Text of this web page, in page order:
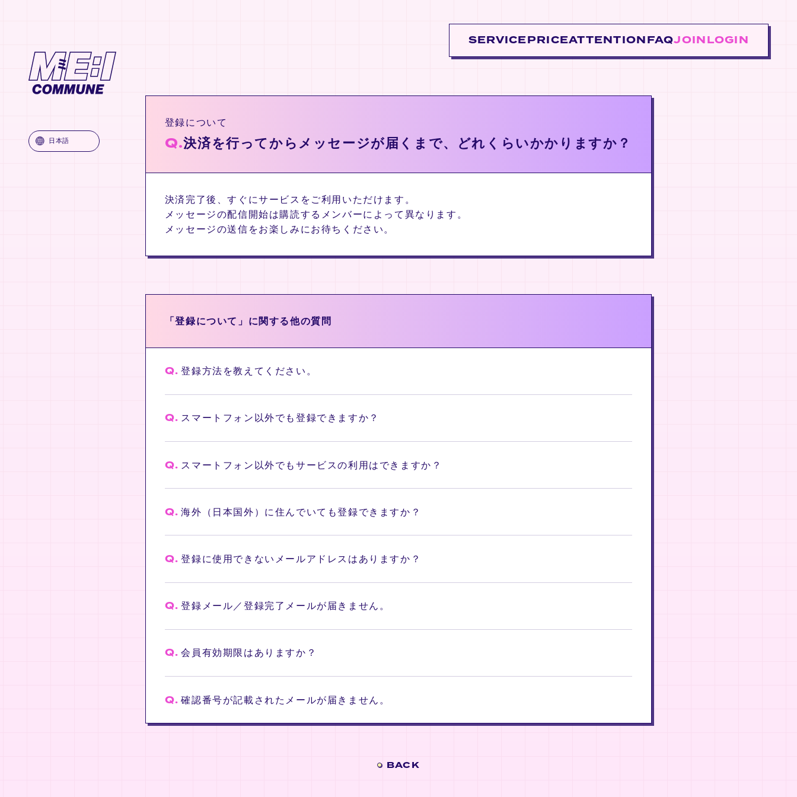
日本語
SERVICEPRICEATTENTIONFAQJOINLOGIN
登録について
Q.決済を行ってからメッセージが届くまで、どれくらいかかりますか？
決済完了後、すぐにサービスをご利用いただけます。
メッセージの配信開始は購読するメンバーによって異なります。
メッセージの送信をお楽しみにお待ちください。
「登録について」に関する他の質問
Q. 登録方法を教えてください。
Q. スマートフォン以外でも登録できますか？
Q. スマートフォン以外でもサービスの利用はできますか？
Q. 海外（日本国外）に住んでいても登録できますか？
Q. 登録に使用できないメールアドレスはありますか？
Q. 登録メール／登録完了メールが届きません。
Q. 会員有効期限はありますか？
Q. 確認番号が記載されたメールが届きません。
BACK